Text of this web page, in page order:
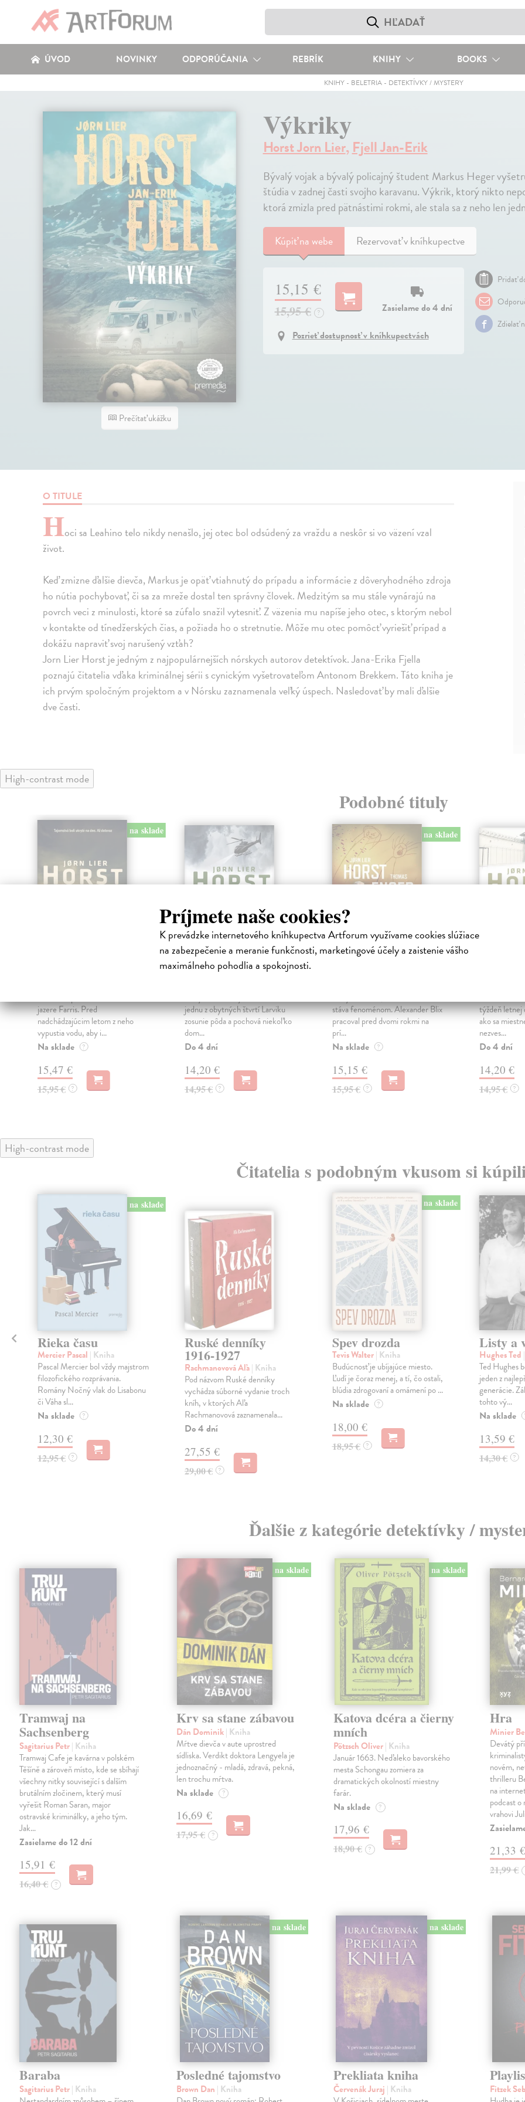
Príjmete naše cookies?
K prevádzke internetového kníhkupectva Artforum využívame cookies slúžiace
na zabezpečenie a meranie funkčnosti, marketingové účely a zaistenie vášho
maximálneho pohodlia a spokojnosti.
ÚVOD NOVINKY ODPORÚČANIA REBRÍK KNIHY BOOKS
KNIHY- BELETRIA- DETEKTÍVKY / MYSTERY
Prečítať ukážku
Výkriky
Horst Jorn Lier,Fjell Jan-Erik
Bývalý vojak a bývalý policajný študent Markus Heger
štúdia v zadnej časti svojho karavanu. Výkrik, ktorý nikto
ktorá zmizla pred pätnástimi rokmi, ale stala sa z neho len
Kúpiťna webe Rezervovať v kníhkupectve
15,15 €
15,95 € ?
Zasielame do 4 dní
Pozrieť dostupnosť v kníhkupectvách
Pridať
Zdielať
O TITULE
Hoci sa Leahino telo nikdy nenašlo, jej otec bol odsúdený za vraždu a neskôr si vo väzení vzal
život.
Keď zmizne ďalšie dievča, Markus je opäť vtiahnutý do prípadu a informácie z dôveryhodného zdroja
ho nútia pochybovať, či sa za mreže dostal ten správny človek. Medzitým sa mu stále vynárajú na
povrch veci z minulosti, ktoré sa zúfalo snažil vytesniť. Z väzenia mu napíše jeho otec, s ktorým nebol
v kontakte od tínedžerských čias, a požiada ho o stretnutie. Môže mu otec pomôcť vyriešiť prípad a
dokážu napraviť svoj narušený vzťah?
Jorn Lier Horst je jedným z najpopulárnejších nórskych autorov detektívok. Jana-Erika Fjella
poznajú čitatelia vďaka kriminálnej sérii s cynickým vyšetrovateľom Antonom Brekkem. Táto kniha je
ich prvým spoločným projektom a v Nórsku zaznamenala veľký úspech. Nasledovať by mali ďalšie
dve časti.
High-contrast mode
Podobné tituly
na sklade
jazere Farris. Pred
nadchádzajúcim letom z neho
vypustia vodu, aby i...
Na sklade ?
15,47 €
15,95 € ?
Zradca
jednu z obytných štvrtí Larviku
zosunie pôda a pochová niekoľko
dom...
Do 4 dní
14,20 €
14,95 € ?
na sklade
stáva fenoménom. Alexander Blix
pracoval pred dvomi rokmi na
prí...
Na sklade ?
15,15 €
15,95 € ?
týždeň letnej
ako sa
nezves...
Do 4 dní
14,20 €
14,95 € ?
High-contrast mode
Čitatelia s podobným vkusom si
na sklade
Rieka času
Mercier Pascal | Kniha
Pascal Mercier bol vždy majstrom
filozofického rozprávania.
Romány Nočný vlak do Lisabonu
či Váha sl...
Na sklade ?
12,30 €
12,95 € ?
Ruské denníky
1916-1927
Rachmanovová Aľa| Kniha
Pod názvom Ruské denníky
vychádza súborné vydanie troch
kníh, v ktorých Aľa
Rachmanovová zaznamenala...
Do 4 dní
27,55 €
29,00 € ?
na sklade
Spev drozda
Tevis Walter| Kniha
Budúcnosť je ubíjajúce miesto.
Ľudí je čoraz menej, a tí, čo ostali,
blúdia zdrogovaní a omámení po ...
Na sklade ?
18,00 €
18,95 € ?
Listy a
Hughes Ted
Ted Hughes
jeden z
generácie.
tohto vý...
Na sklade
13,59 €
14,30 € ?
Ďalšie z kategórie detektívky /
Tramwaj na
Sachsenberg
Sagitarius Petr| Kniha
Tramwaj Cafe je kavárna v polském
Těšíně a zároveň místo, kde se sbíhají
všechny nitky související s dalším
brutálním zločinem, který musí
vyřešit Roman Saran, major
ostravské kriminálky, a jeho tým.
Jak…
Zasielame do 12 dní
15,91 €
16,40 € ?
na sklade
Krv sa stane zábavou
Dán Dominik| Kniha
Mŕtve dievča v aute uprostred
sídliska. Verdikt doktora Lengyela je
jednoznačný - mladá, zdravá, pekná,
len trochu mŕtva.
Na sklade ?
16,69 €
17,95 € ?
na sklade
Katova dcéra a čierny
mních
Pötzsch Oliver| Kniha
Január 1663. Neďaleko bavorského
mesta Schongau zomiera za
dramatických okolností miestny
farár.
Na sklade ?
17,96 €
18,90 € ?
Hra
Minier
Devátý
novém,
thrilleru
na
podcast
vrahovi
21,33 €
21,99 €
Baraba
Sagitarius Petr| Kniha
na sklade
Posledné tajomstvo
Brown Dan | Kniha
na sklade
Prekliata kniha
Červenák Juraj | Kniha
Fitzek